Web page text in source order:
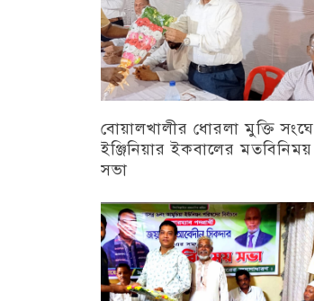
বোয়ালখালীর ধোরলা মুক্তি সংঘে
ইঞ্জিনিয়ার ইকবালের মতবিনিময়
সভা